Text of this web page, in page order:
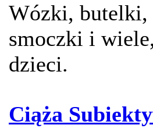
Wózki, butelki,
smoczki i
dzieci.
Ciąża